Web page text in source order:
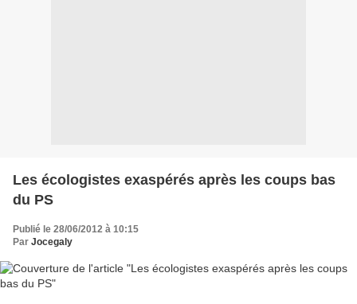
Les écologistes exaspérés après les coups bas
du PS
Publié le 28/06/2012 à 10:15
Par Jocegaly